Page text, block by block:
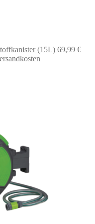
(15L) 69,99€